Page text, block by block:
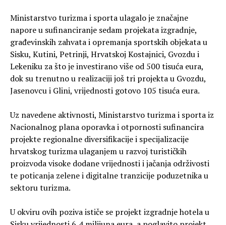
Ministarstvo turizma i sporta ulagalo je značajne
napore u sufinanciranje sedam projekata izgradnje,
građevinskih zahvata i opremanja sportskih objekata u
Sisku, Kutini, Petrinji, Hrvatskoj Kostajnici, Gvozdu i
Lekeniku za što je investirano više od 500 tisuća eura,
dok su trenutno u realizaciji još tri projekta u Gvozdu,
Jasenovcu i Glini, vrijednosti gotovo 105 tisuća eura.
Uz navedene aktivnosti, Ministarstvo turizma i sporta iz
Nacionalnog plana oporavka i otpornosti sufinancira
projekte regionalne diversifikacije i specijalizacije
hrvatskog turizma ulaganjem u razvoj turističkih
proizvoda visoke dodane vrijednosti i jačanja održivosti
te poticanja zelene i digitalne tranzicije poduzetnika u
sektoru turizma.
U okviru ovih poziva ističe se projekt izgradnje hotela u